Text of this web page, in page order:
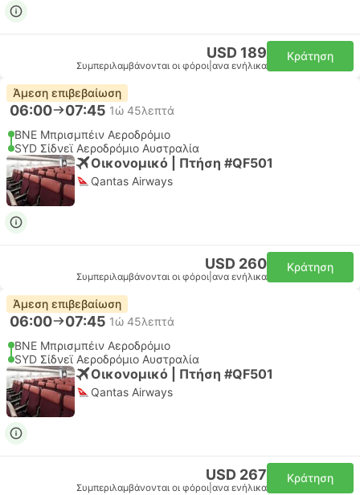
USD 189
Συμπεριλαμβάνονται οι φόροι ανα ενήλικα
Κράτηση
Άμεση επιβεβαίωση
06:00 07:45 1ώ 45λεπτά
BNE Μπρισμπέιν Αεροδρόμιο
SYD Σίδνεϊ Αεροδρόμιο Αυστραλία
Οικονομικό | Πτήση #QF501
Qantas Airways
USD 260
Συμπεριλαμβάνονται οι φόροι ανα ενήλικα
Κράτηση
Άμεση επιβεβαίωση
06:00 07:45 1ώ 45λεπτά
BNE Μπρισμπέιν Αεροδρόμιο
SYD Σίδνεϊ Αεροδρόμιο Αυστραλία
Οικονομικό | Πτήση #QF501
Qantas Airways
USD 267
Συμπεριλαμβάνονται οι φόροι ανα ενήλικα
Κράτηση